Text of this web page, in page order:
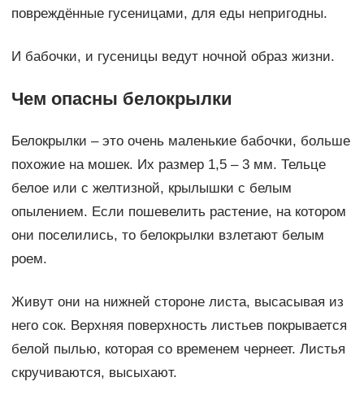
повреждённые гусеницами, для еды непригодны.
И бабочки, и гусеницы ведут ночной образ жизни.
Чем опасны белокрылки
Белокрылки – это очень маленькие бабочки, больше
похожие на мошек. Их размер 1,5 – 3 мм. Тельце
белое или с желтизной, крылышки с белым
опылением. Если пошевелить растение, на котором
они поселились, то белокрылки взлетают белым
роем.
Живут они на нижней стороне листа, высасывая из
него сок. Верхняя поверхность листьев покрывается
белой пылью, которая со временем чернеет. Листья
скручиваются, высыхают.